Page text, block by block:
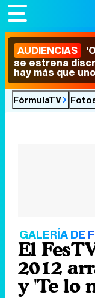
AUDIENCIAS
se estrena
hay más que
FórmulaTV
GALERÍA DE
El
2012
y 'Te lo